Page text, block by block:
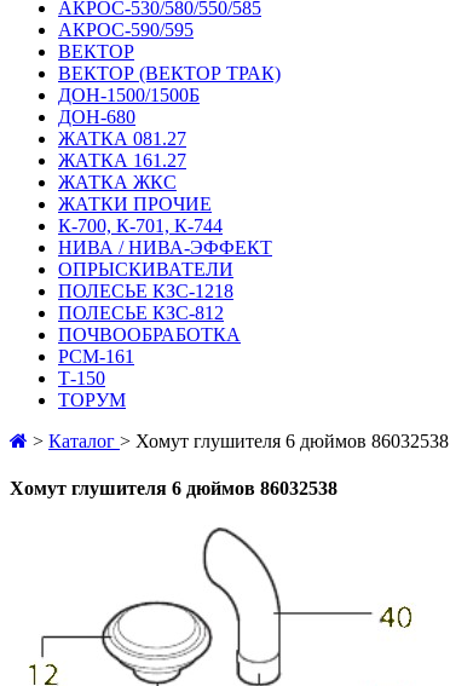
АКРОС-530/580/550/585
АКРОС-590/595
ВЕКТОР
ВЕКТОР (ВЕКТОР ТРАК)
ДОН-1500/1500Б
ДОН-680
ЖАТКА 081.27
ЖАТКА 161.27
ЖАТКА ЖКС
ЖАТКИ ПРОЧИЕ
К-700, К-701, К-744
НИВА / НИВА-ЭФФЕКТ
ОПРЫСКИВАТЕЛИ
ПОЛЕСЬЕ КЗС-1218
ПОЛЕСЬЕ КЗС-812
ПОЧВООБРАБОТКА
РСМ-161
Т-150
ТОРУМ
> Каталог > Хомут глушителя 6 дюймов 86032538
Хомут глушителя 6 дюймов 86032538